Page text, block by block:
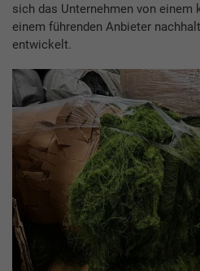
sich das Unternehmen von einem
einem führenden Anbieter
entwickelt.